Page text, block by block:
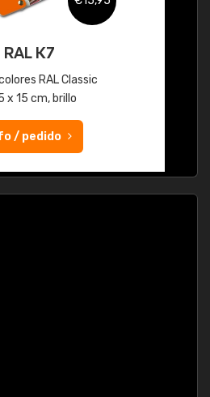
RAL K7
RAL Classic
x 15 cm, brillo
/ pedido